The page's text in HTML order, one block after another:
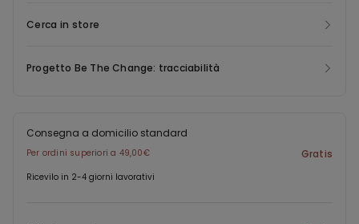
Cerca in store
Progetto Be The Change: tracciabilità
Consegna a domicilio standard
Per ordini superiori a 49,00€ Gratis
Ricevilo in 2-4 giorni lavorativi